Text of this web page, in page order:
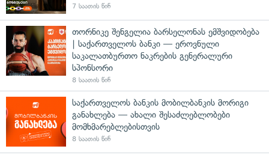
7 საათის წინ
თორნიკე შენგელია ბარსელონას ემშვიდობება
| საქართველოს ბანკი — ეროვნული
საკალათბურთო ნაკრების გენერალური
სპონსორი
8 საათის წინ
საქართველოს ბანკის მობილბანკის მორიგი
განახლება — ახალი შესაძლებლობები
მომხმარებლებისთვის
8 საათის წინ